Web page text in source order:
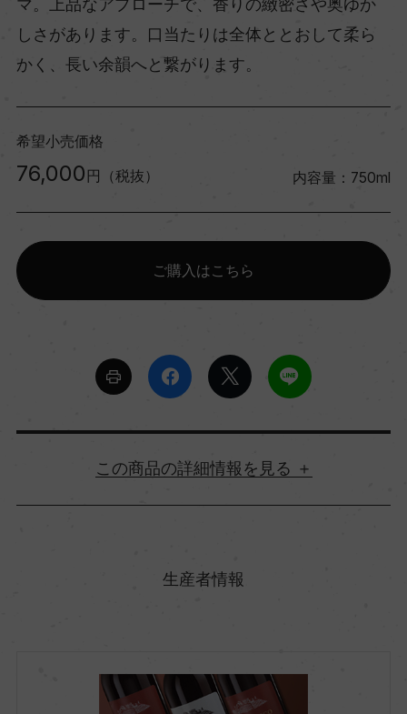
マ。上品なアプローチで、香りの緻密さや奥ゆか
しさがあります。口当たりは全体ととおして柔ら
かく、長い余韻へと繋がります。
希望小売価格
76,000 円（税抜） 内容量：750ml
ご購入はこちら
詳細情報
生産者情報